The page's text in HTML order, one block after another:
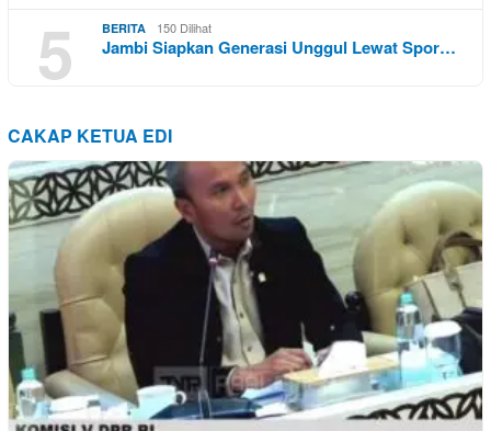
5
BERITA 150 Dilihat
Jambi Siapkan Generasi Unggul Lewat Spor…
CAKAP KETUA EDI